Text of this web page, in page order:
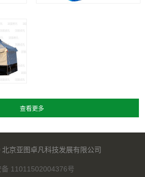
北京亚图卓凡科技发展有限公司
备 11011502004376号